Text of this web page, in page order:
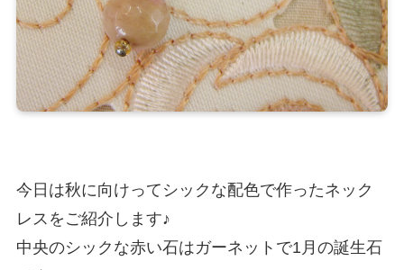
今日は秋に向けってシックな配色で作ったネック
レスをご紹介します♪
中央のシックな赤い石はガーネットで1月の誕生石